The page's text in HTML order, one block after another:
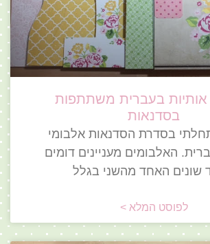
אותיות בעברית משתתפות
בסדנאות
בסדרת הסדנאות אלבומי
האלבומים מעניינים דומים
שונים האחד מהשני בגלל
לפוסט המלא >